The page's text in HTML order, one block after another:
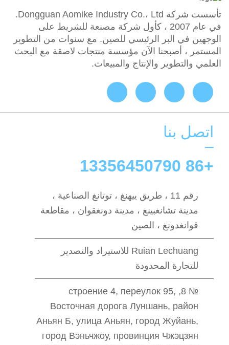
تأسست شركة Dongguan Aomike Industry Co.، Ltd.
في عام 2007 ، كأول شركة مصنعة للشريط على
الوجهين في البر الرئيسي للصين. مع سنوات من التطوير
المستمر ، أصبحنا الآن مؤسسة منتجات لاصقة مع البحث
العلمي والتطوير والإنتاج والمبيعات.
اتصل بنا
+86 13356450790
رقم 11 ، طريق ييهنغ ، توتانغ الصناعية ،
مدينة تشانغبينغ ، مدينة دونغقوان ، مقاطعة
قوانغدونغ ، الصين
Ruian Lechuang للاستيراد والتصدير
للتجارة المحدودة
№ 8, строение 4, переулок 95,
Восточная дорога Луншань, район
Аньян Б, улица Аньян, город Жуйань,
город Вэньчжоу, провинция Чжэцзян